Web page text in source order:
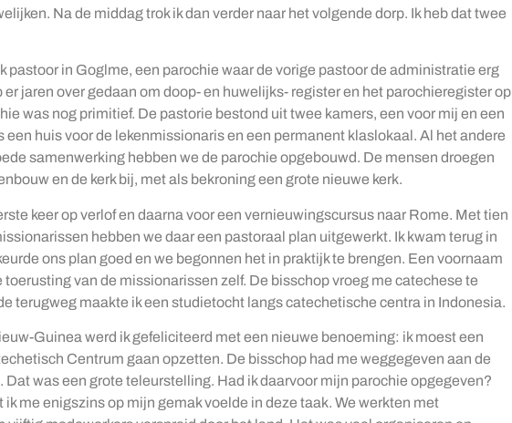
Na de middag trok ik dan verder naar het volgende dorp. Ik heb dat twee
pastoor in Goglme, een parochie waar de vorige pastoor de administratie erg
er jaren over gedaan om doop- en huwelijks- register en het parochieregister op
was nog primitief. De pastorie bestond uit twee kamers, een voor mij en een
een huis voor de lekenmissionaris en een permanent klaslokaal. Al het andere
samenwerking hebben we de parochie opgebouwd. De mensen droegen
en de kerk bij, met als bekroning een grote nieuwe kerk.
keer op verlof en daarna voor een vernieuwingscursus naar Rome. Met tien
hebben we daar een pastoraal plan uitgewerkt. Ik kwam terug in
ons plan goed en we begonnen het in praktijk te brengen. Een voornaam
van de missionarissen zelf. De bisschop vroeg me catechese te
terugweg maakte ik een studietocht langs catechetische centra in Indonesia.
Guinea werd ik gefeliciteerd met een nieuwe benoeming: ik moest een
Centrum gaan opzetten. De bisschop had me weggegeven aan de
was een grote teleurstelling. Had ik daarvoor mijn parochie opgegeven?
ik me enigszins op mijn gemak voelde in deze taak. We werkten met